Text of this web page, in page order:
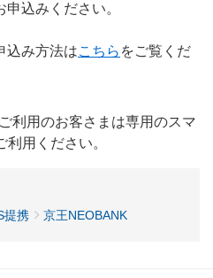
込みください。
込み方法はこちら をご覧くだ
利用のお客さまは専用のスマ
用ください。
提携 京王NEOBANK